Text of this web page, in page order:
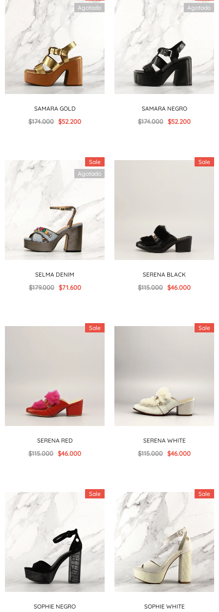
Agotado
SAMARA GOLD
$174.000 $52.200
Agotado
SAMARA NEGRO
$174.000 $52.200
Sale
Agotado
SELMA DENIM
$179.000 $71.600
Sale
SERENA BLACK
$115.000 $46.000
Sale
SERENA RED
$115.000 $46.000
Sale
SERENA WHITE
$115.000 $46.000
Sale
SOPHIE NEGRO
Sale
SOPHIE WHITE